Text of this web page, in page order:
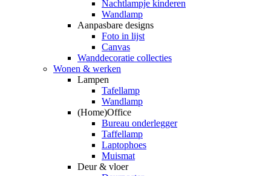
Nachtlampje kinderen
Wandlamp
Aanpasbare designs
Foto in lijst
Canvas
Wanddecoratie collecties
Wonen & werken
Lampen
Tafellamp
Wandlamp
(Home)Office
Bureau onderlegger
Taffellamp
Laptophoes
Muismat
Deur & vloer